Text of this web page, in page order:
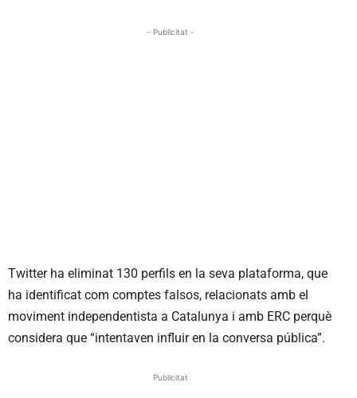
- Publicitat -
Twitter ha eliminat 130 perfils en la seva plataforma, que
ha identificat com comptes falsos, relacionats amb el
moviment independentista a Catalunya i amb ERC perquè
considera que “intentaven influir en la conversa pública”.
Publicitat